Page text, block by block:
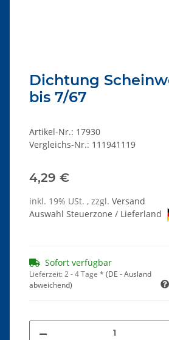
Dichtung
bis 7/67
Artikel-Nr.: 17930
Vergleichs-Nr.: 111941119
4,29 €
inkl. 19% USt. , zzgl. Versand
Auswahl Steuerzone / Lieferland
Sofort verfügbar
Lieferzeit:2 - 4 Tage * (DE - Ausland
abweichend)